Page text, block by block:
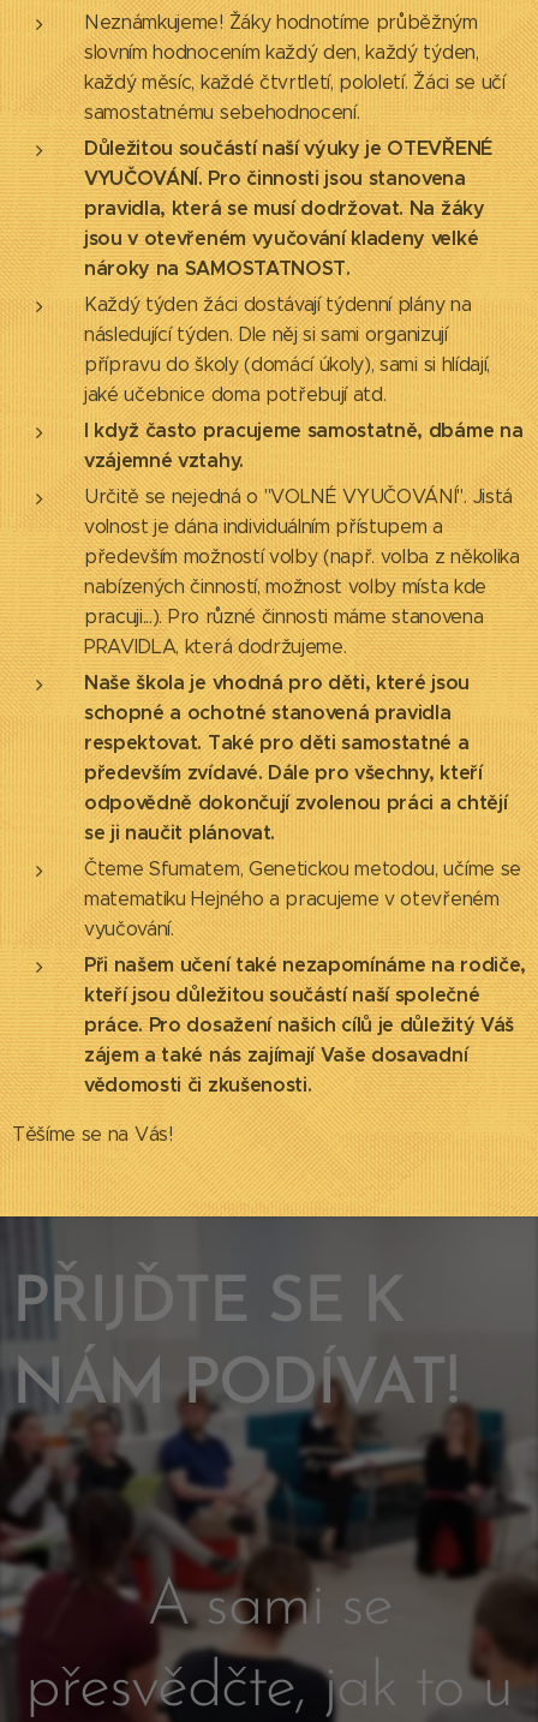
Neznámkujeme! Žáky hodnotíme průběžným
slovním hodnocením každý den, každý týden,
každý měsíc, každé čtvrtletí, pololetí. Žáci se učí
samostatnému sebehodnocení.
Důležitou součástí naší výuky je OTEVŘENÉ
VYUČOVÁNÍ. Pro činnosti jsou stanovena
pravidla, která se musí dodržovat. Na žáky
jsou v otevřeném vyučování kladeny velké
nároky na SAMOSTATNOST.
Každý týden žáci dostávají týdenní plány na
následující týden. Dle něj si sami organizují
přípravu do školy (domácí úkoly), sami si hlídají,
jaké učebnice doma potřebují atd.
I když často pracujeme samostatně, dbáme na
vzájemné vztahy.
Určitě se nejedná o "VOLNÉ VYUČOVÁNÍ". Jistá
volnost je dána individuálním přístupem a
především možností volby (např. volba z několika
nabízených činností, možnost volby místa kde
pracuji...). Pro různé činnosti máme stanovena
PRAVIDLA, která dodržujeme.
Naše škola je vhodná pro děti, které jsou
schopné a ochotné stanovená pravidla
respektovat. Také pro děti samostatné a
především zvídavé. Dále pro všechny, kteří
odpovědně dokončují zvolenou práci a chtějí
se ji naučit plánovat.
Čteme Sfumatem, Genetickou metodou, učíme se
matematiku Hejného a pracujeme v otevřeném
vyučování.
Při našem učení také nezapomínáme na rodiče,
kteří jsou důležitou součástí naší společné
práce. Pro dosažení našich cílů je důležitý Váš
zájem a také nás zajímají Vaše dosavadní
vědomosti či zkušenosti.
Těšíme se na Vás!
PŘIJĎTE SE K
NÁM PODÍVAT!
A sami se
přesvědčte, jak to u